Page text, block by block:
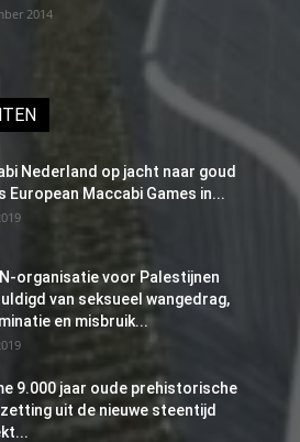
2014
Nederland op jacht naar goud
European Maccabi Games in...
organisatie voor Palestijnen
van seksueel wangedrag,
en misbruik...
9.000 jaar oude prehistorische
uit de nieuwe steentijd